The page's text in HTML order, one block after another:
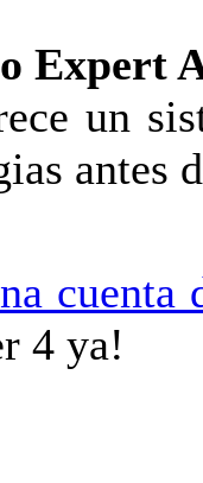
Expert
un
antes
cuenta
4 ya!